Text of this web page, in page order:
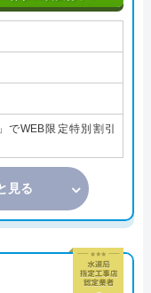
でWEB限定特別割引
見る